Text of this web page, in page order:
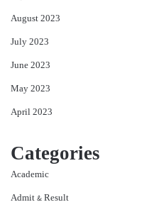
August 2023
July 2023
June 2023
May 2023
April 2023
Categories
Academic
Admit & Result